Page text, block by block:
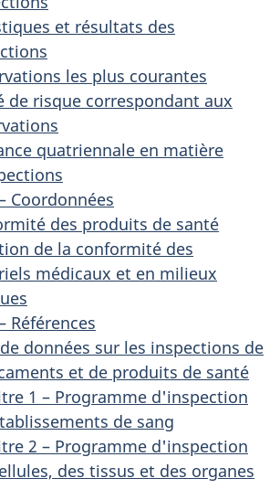
et résultats des
les plus courantes
de risque correspondant aux
quatriennale en matière
Coordonnées
des produits de santé
de la conformité des
médicaux et en milieux
Références
données sur les inspections de
et de produits de santé
1 – Programme d'inspection
de sang
2 – Programme d'inspection
des tissus et des organes